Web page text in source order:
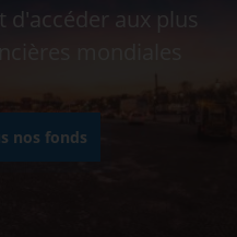
aux plus
mondiales
nos fonds